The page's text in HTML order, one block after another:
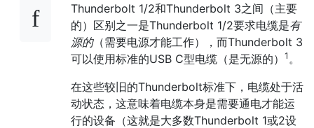
Thunderbolt 1/2和Thunderbolt 3之间（主要
的）区别之一是Thunderbolt 1/2要求电缆是有
源的（需要电源才能工作），而Thunderbolt 3
可以使用标准的USB C型电缆（是无源的）
1 。
在这些较旧的Thunderbolt标准下，电缆处于活
动状态，这意味着电缆本身是需要通电才能运
行的设备（这就是大多数Thunderbolt 1或2设